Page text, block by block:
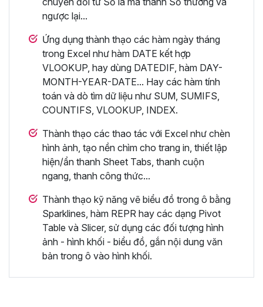
ngược lại...
Ứng dụng thành thạo các hàm ngày tháng
trong Excel như hàm DATE kết hợp
VLOOKUP, hay dùng DATEDIF, hàm DAY-
MONTH-YEAR-DATE... Hay các hàm tính
toán và dò tìm dữ liệu như SUM, SUMIFS,
COUNTIFS, VLOOKUP, INDEX.
Thành thạo các thao tác với Excel như chèn
hình ảnh, tạo nền chìm cho trang in, thiết lập
hiện/ẩn thanh Sheet Tabs, thanh cuộn
ngang, thanh công thức...
Thành thạo kỹ năng vẽ biểu đồ trong ô bằng
Sparklines, hàm REPR hay các dạng Pivot
Table và Slicer, sử dụng các đối tượng hình
ảnh - hình khối - biểu đồ, gắn nội dung văn
bản trong ô vào hình khối.